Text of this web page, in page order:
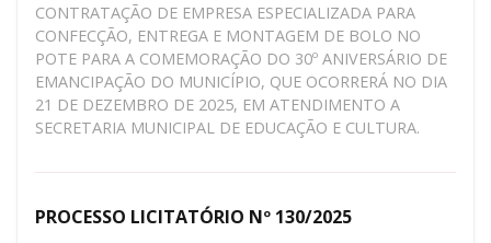
CONTRATAÇÃO DE EMPRESA ESPECIALIZADA PARA
CONFECÇÃO, ENTREGA E MONTAGEM DE BOLO NO
POTE PARA A COMEMORAÇÃO DO 30º ANIVERSÁRIO DE
EMANCIPAÇÃO DO MUNICÍPIO, QUE OCORRERÁ NO DIA
21 DE DEZEMBRO DE 2025, EM ATENDIMENTO A
SECRETARIA MUNICIPAL DE EDUCAÇÃO E CULTURA.
PROCESSO LICITATÓRIO Nº 130/2025